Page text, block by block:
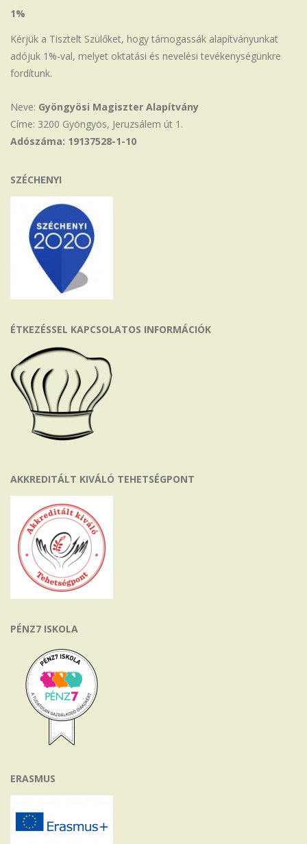
1%
Kérjük a Tisztelt Szülőket, hogy támogassák alapítványunkat
adójuk 1%-val, melyet oktatási és nevelési tevékenységünkre
fordítunk.
Neve: Gyöngyösi Magiszter Alapítvány
Címe: 3200 Gyöngyös, Jeruzsálem út 1.
Adószáma: 19137528-1-10
SZÉCHENYI
ÉTKEZÉSSEL KAPCSOLATOS INFORMÁCIÓK
AKKREDITÁLT KIVÁLÓ TEHETSÉGPONT
PÉNZ7 ISKOLA
ERASMUS